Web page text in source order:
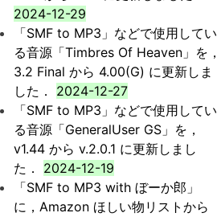
2024-12-29
「SMF to MP3」などで使用してい
る音源「Timbres Of Heaven」を，
3.2 Final から 4.00(G) に更新しま
した．
2024-12-27
「SMF to MP3」などで使用してい
る音源「GeneralUser GS」を，
v1.44 から v.2.0.1 に更新しまし
た．
2024-12-19
「SMF to MP3 with ぼーか郎」
に，Amazon ほしい物リストから